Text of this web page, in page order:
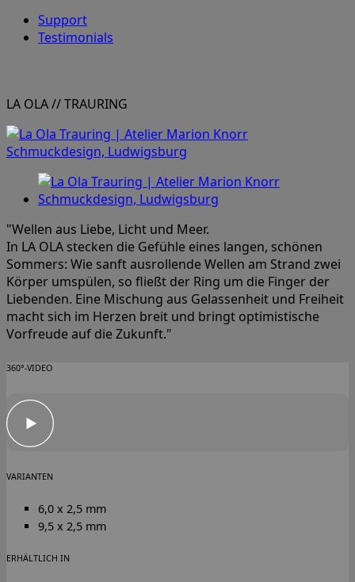
Support
Testimonials
LA OLA// TRAURING
"Wellen aus Liebe, Licht und Meer.
In LA OLA stecken die Gefühle eines langen, schönen
Sommers: Wie sanft ausrollende Wellen am Strand zwei
Körper umspülen, so fließt der Ring um die Finger der
Liebenden. Eine Mischung aus Gelassenheit und Freiheit
macht sich im Herzen breit und bringt optimistische
Vorfreude auf die Zukunft."
360°-VIDEO
VARIANTEN
6,0 x 2,5 mm
9,5 x 2,5 mm
ERHÄLTLICH IN